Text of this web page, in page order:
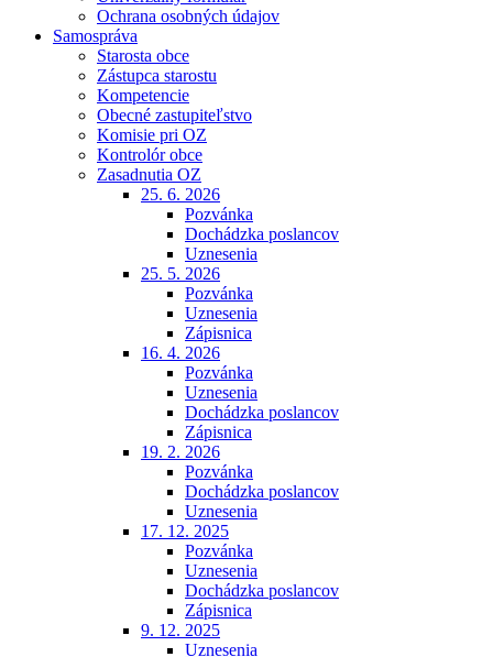
Ochrana osobných údajov
Samospráva
Starosta obce
Zástupca starostu
Kompetencie
Obecné zastupiteľstvo
Komisie pri OZ
Kontrolór obce
Zasadnutia OZ
25. 6. 2026
Pozvánka
Dochádzka poslancov
Uznesenia
25. 5. 2026
Pozvánka
Uznesenia
Zápisnica
16. 4. 2026
Pozvánka
Uznesenia
Dochádzka poslancov
Zápisnica
19. 2. 2026
Pozvánka
Dochádzka poslancov
Uznesenia
17. 12. 2025
Pozvánka
Uznesenia
Dochádzka poslancov
Zápisnica
9. 12. 2025
Uznesenia